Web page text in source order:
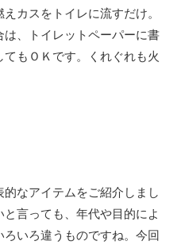
カスをトイレに流すだけ。
、トイレットペーパーに書
もＯＫです。くれぐれも火
なアイテムをご紹介しまし
言っても、年代や目的によ
いろ違うものですね。今回